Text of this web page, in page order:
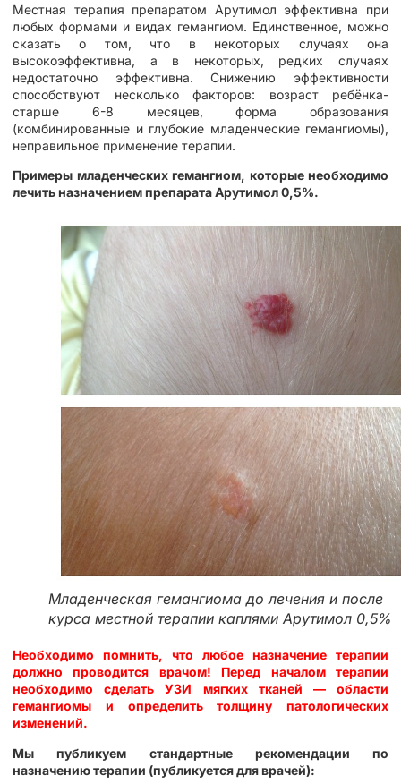
Местная терапия препаратом Арутимол эффективна при
любых формами и видах гемангиом. Единственное, можно
сказать о том, что в некоторых случаях она
высокоэффективна, а в некоторых, редких случаях
недостаточно эффективна. Снижению эффективности
способствуют несколько факторов: возраст ребёнка-
старше 6-8 месяцев, форма образования
(комбинированные и глубокие младенческие гемангиомы),
неправильное применение терапии.
Примеры младенческих гемангиом, которые необходимо
лечить назначением препарата Арутимол 0,5%.
Младенческая гемангиома до лечения и после
курса местной терапии каплями Арутимол 0,5%
Необходимо помнить, что любое назначение терапии
должно проводится врачом! Перед началом терапии
необходимо сделать УЗИ мягких тканей — области
гемангиомы и определить толщину патологических
изменений.
Мы публикуем стандартные рекомендации по
назначению терапии (публикуется для врачей):